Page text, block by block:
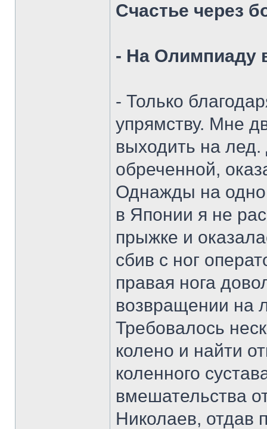
Счастье через
- На Олимпиаду
- Только
упрямству. Мне
выходить на
обреченной,
Однажды на
в Японии я не
прыжке и
сбив с ног
правая нога
возвращении на
Требовалось
колено и найти
коленного
вмешательства
Николаев, отдав